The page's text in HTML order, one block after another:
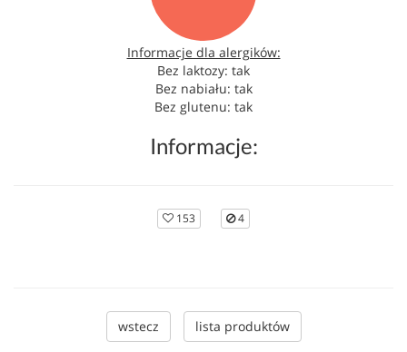
Informacje dla alergików:
Bez laktozy: tak
Bez nabiału: tak
Bez glutenu: tak
Informacje:
153 4
wstecz lista produktów